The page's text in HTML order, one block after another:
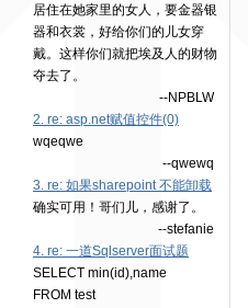
居住在她家里的女人，要金器银
器和衣裳，好给你们的儿女穿
戴。这样你们就把埃及人的财物
夺去了。
--NPBLW
2. re: asp.net赋值控件(0)
wqeqwe
--qwewq
3. re: 如果sharepoint 不能卸载
确实可用！哥们儿，感谢了。
--stefanie
4. re: 一道Sqlserver面试题
SELECT min(id),name
FROM test